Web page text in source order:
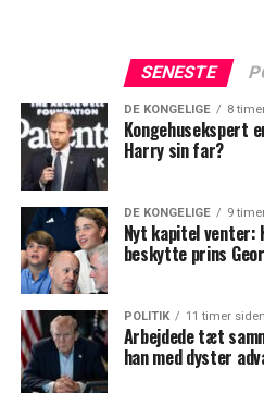
SENESTE
DE KONGELIGE 8
Kongehusekspert
Harry sin far?
DE KONGELIGE 9
Nyt kapitel
beskytte prins
POLITIK 11 timer siden
Arbejdede tæt
han med dyster